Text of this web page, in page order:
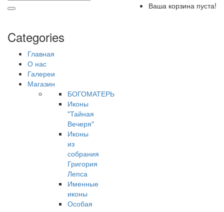
Ваша корзина пуста!
Categories
Главная
О нас
Галереи
Магазин
БОГОМАТЕРЬ
Иконы
"Тайная
Вечеря"
Иконы
из
собрания
Григория
Лепса
Именные
иконы
Особая